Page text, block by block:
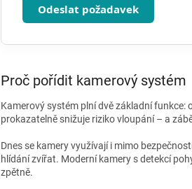
Odeslat požadavek
Proč pořídit kamerový systém
Kamerový systém plní dvě základní
prokazatelně snižuje riziko vloupání – a
Dnes se kamery využívají i mimo
hlídání zvířat. Moderní kamery s detekcí
zpětně.